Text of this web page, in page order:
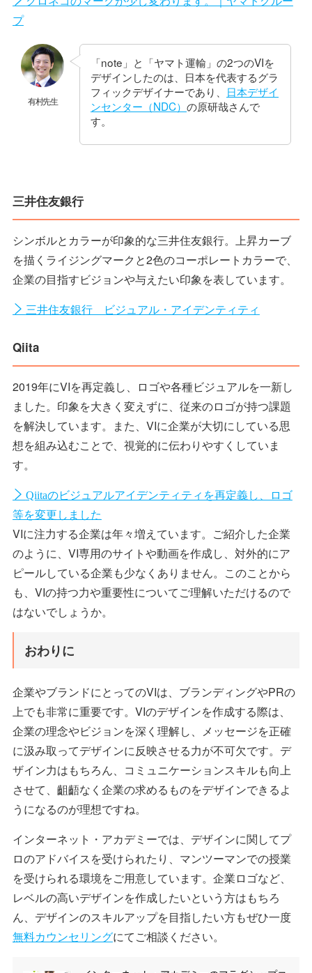
プ
有村先生
「note」と「ヤマト運輸」の2つのVIを
デザインしたのは、日本を代表するグラ
フィックデザイナーであり、 日本デザイ
ンセンター（NDC）の原研哉さんで
す。
三井住友銀行
シンボルとカラーが印象的な三井住友銀行。上昇カーブ
を描くライジングマークと2色のコーポレートカラーで、
企業の目指すビジョンや与えたい印象を表しています。
三井住友銀行 ビジュアル・アイデンティティ
Qiita
2019年にVIを再定義し、ロゴや各種ビジュアルを一新し
ました。印象を大きく変えずに、従来のロゴが持つ課題
を解決しています。また、VIに企業が大切にしている思
想を組み込むことで、視覚的に伝わりやすくしていま
す。
Qiitaのビジュアルアイデンティティを再定義し、ロゴ
等を変更しました
VIに注力する企業は年々増えています。ご紹介した企業
のように、VI専用のサイトや動画を作成し、対外的にア
ピールしている企業も少なくありません。このことから
も、VIの持つ力や重要性についてご理解いただけるので
はないでしょうか。
おわりに
企業やブランドにとってのVIは、ブランディングやPRの
上でも非常に重要です。VIのデザインを作成する際は、
企業の理念やビジョンを深く理解し、メッセージを正確
に汲み取ってデザインに反映させる力が不可欠です。デ
ザイン力はもちろん、コミュニケーションスキルも向上
させて、齟齬なく企業の求めるものをデザインできるよ
うになるのが理想ですね。
インターネット・アカデミーでは、デザインに関してプ
ロのアドバイスを受けられたり、マンツーマンでの授業
を受けられる環境をご用意しています。企業ロゴなど、
レベルの高いデザインを作成したいという方はもちろ
ん、デザインのスキルアップを目指したい方もぜひ一度
無料カウンセリングにてご相談ください。